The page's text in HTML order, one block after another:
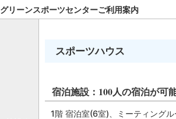
グリーンスポーツセンターご利用案内
スポーツハウス
宿泊施設：100人の宿泊が可
1階 宿泊室(6室)、ミーティング